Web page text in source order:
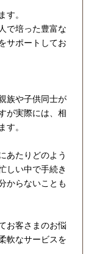
す。
で培った豊富な
サポートしてお
族や子供同士が
が実際には、相
す。
あたりどのよう
しい中で手続き
からないことも
お客さまのお悩
軟なサービスを